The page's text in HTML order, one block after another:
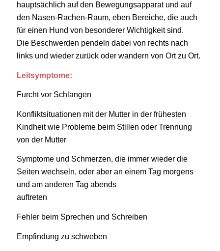
hauptsächlich auf den Bewegungsapparat und auf
den Nasen-Rachen-Raum, eben Bereiche, die auch
für einen Hund von besonderer Wichtigkeit sind.
Die Beschwerden pendeln dabei von rechts nach
links und wieder zurück oder wandern von Ort zu Ort.
Leitsymptome:
Furcht vor Schlangen
Konfliktsituationen mit der Mutter in der frühesten
Kindheit wie Probleme beim Stillen oder Trennung
von der Mutter
Symptome und Schmerzen, die immer wieder die
Seiten wechseln, oder aber an einem Tag morgens
und am anderen Tag abends
auftreten
Fehler beim Sprechen und Schreiben
Empfindung zu schweben